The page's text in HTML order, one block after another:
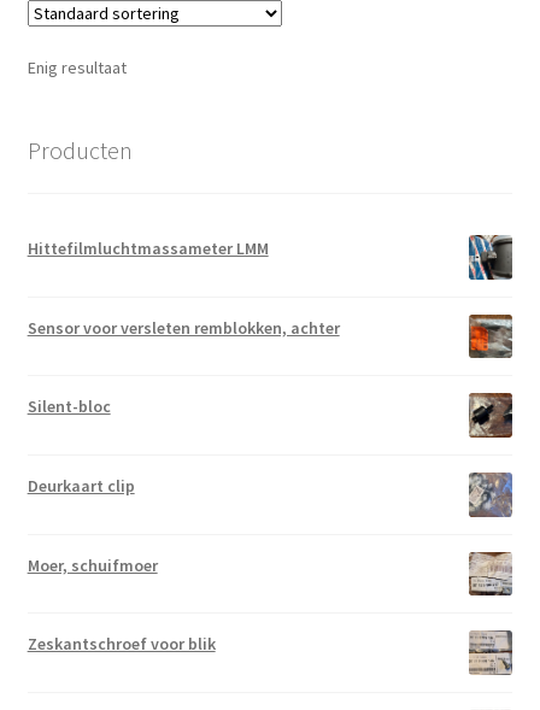
Enig resultaat
Producten
Hittefilmluchtmassameter LMM
Sensor voor versleten remblokken, achter
Silent-bloc
Deurkaart clip
Moer, schuifmoer
Zeskantschroef voor blik